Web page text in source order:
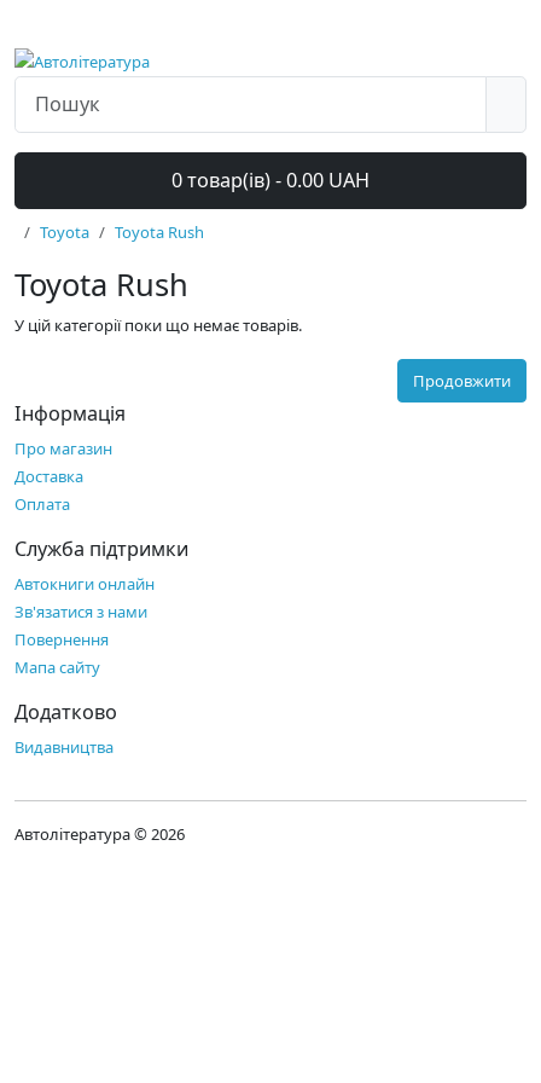
0 товар(ів) - 0.00 UAH
Toyota Toyota Rush
Toyota Rush
У цій категорії поки що немає товарів.
Продовжити
Інформація
Про магазин
Доставка
Оплата
Служба підтримки
Автокниги онлайн
Зв'язатися з нами
Повернення
Мапа сайту
Додатково
Видавництва
Автолітература © 2026